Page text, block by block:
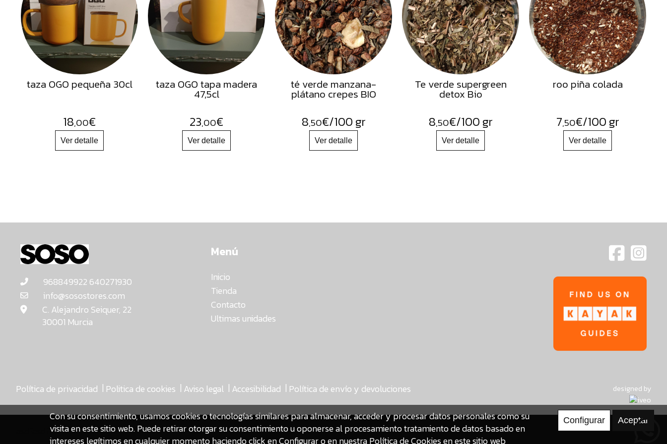
Frutos
Secos
Hierbas
Harinas
Accesorios
taza OGO pequeña 30cl
18,00€
taza OGO tapa madera
47,5cl
23,00€
té verde manzana-
plátano crepes BIO
8,50€/100 gr
Te verde supergreen
detox Bio
8,50€/100 gr
roo piña colada
7,50€/100 gr
968849922 640271930
info@sosostores.com
C. Alejandro Seiquer, 22
30001 Murcia
Menú
Inicio
Tienda
Contacto
Ultimas unidades
Política de privacidad | Politica de cookies | Aviso legal | Accesibilidad | Política de envío y devoluciones designed by
Con su consentimiento, usamos cookies o tecnologías similares para almacenar, acceder y procesar datos personales como su
visita en este sitio web. Puede retirar otorgar su consentimiento u oponerse al procesamiento tratamiento de datos basado en
intereses legítimos en cualquier momento haciendo click en Configurar o en nuestraPolítica de Cookies en este sitio web